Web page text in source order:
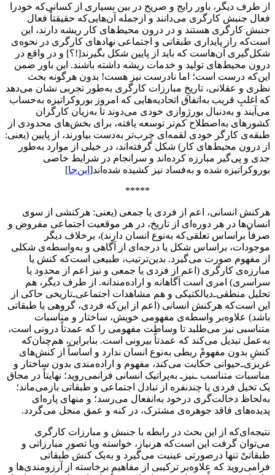
از طرف دیگر، باور رایج و صریح در بین بسیاری از کسانی‌که خودرا
فعال جنبش کارگری می‌دانند و ازجمله آن‌هایی‌که حقیقتاً فعال
جنبش کارگری هستند و در درون محیط‌های کار ریشه دارند، این
است‌که راز پایداری طبقاتی و اجتماعی نهادهای کارگری در نحوه‌ی
‌شکل‌گیری آن‌هاست که باید از پایین شکل بگیرند[!؟] و در واقع در
درون محیط‌های تولید و خدمات ریشه داشته باشند. این باور ضمن
این‌که درست است؛ اما نادرست نیز هست! بدون هرگونه بحث
نظری و عقلانی، تاریخِ مبارزات کارگری به‌طور تجربی نشان می‌دهد
که اغلبِ قریب به‌اتفاق اتحادیه‌هایی که امروز بوروکراتیزه به‌حساب
می‌آیند و به‌دنبال بورژوازی خودی می‌دوند تا به‌زیان کارگران
کشورهای به‌اصطلاح کم‌تر توسعه یافته، برای بخش‌های محدودی از
طبقه‌ی کارگر خودی لقمه‌ای چرب‌تر به‌دست بیاورند، از پایین (یعنی:
از درون محیط‌های کار) شکل گرفته‌اند، در خیلی از موارد به‌طور
جدی و پی‌گیر مبارزه کرده‌اند و سرانجام در شرایط خاصی
بوروکراتیزه شده و به‌فساد نیز کشیده شده‌اند[ این‌جا]
*****
هرکنش انسانی، اعم از فردی یا جمعی (یعنی: هرکنشی از سوی
انسان‌ها در هر دوره‌‌ای از تاریخ، در هر موقعیت اجتماعی مفروض و
صرفاً براساس تعلقی‌که به‌نوع انسان دارند)، برخلاف دیگر
موجودات، براساس شکل یا درجه‌ای از آگاهی و به‌واسطه‌ی شکلی
از مفهوم صورت می‌گیرد. بدین‌ترتیب، طبیعی است‌که کنش یا
مبارزه‌ی کارگری (اعم از فردی یا جمعی و نیز اعم از محدود یا
سراسری) امری است آگاهانه و اراده‌مندانه. از طرف دیگر، هم
تحلیل منطقی‌ـ‌دیالکتیکی و هم مشاهدات اجتماعی‌ـ‌تاریخی حاکی از
این است‌که هرکنش انسانی (اعم از این‌که فردی، گروهی یا طبقاتی
باشد) علاوه‌بر واسطه‌ی مفهومی خویش، ساختار و مناسبات
متناسبی نیز می‌طلبد تا وساطت مفهومی را که عمدتاً درونی است،
‌به‌عمل تبدیل می‌کند که عمدتاً بیرونی است. بنابراین، هم‌چنان‌که
کنشِ بدون مفهومْ ربطی به‌نوع انسان ندارد و اساساً از ‌کنش‌های
غریزی‌ـ‌‌حیوانی حکایت می‌کند، مفهوم و اراده‌مندی بدون ساختار و
مناسبات متناسب ـنیز‌ـ به‌پراتیک انسانی فرانمی‌روید؛ نهایتاً در محاق
یک تخیل فردی یا چندنفره از تبادل اجتماعی و طبقاتی بازمی‌ماند؛
به‌لحاظ دخالت‌گری درخود به‌انفعال می‌رسد؛ و منهای پاره‌ای
پدیده‌های فاقد جوهره‌ی مشترک، در کنه و عمق منحل می‌گردد.
نتیجه‌ای‌که از این بحث در رابطه با جنبش و مبارزات کارگری
می‌توان گرفت این است‌که هرنیاز، خواسته ویا تصورِ مبارزاتی و
طبقاتیْ تنها درصورتی عینیت می‌گیرد و به‌یک کنش طبقاتی
فرامی‌روید که علاوه‌بر ‌‌ترکیبی از مفاهیمِ برخاسته از آرزومندی‌ها و